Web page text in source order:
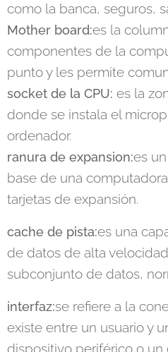
como la banca, seguros,
Mother board:es la
componentes de la
punto y les permite
socket de la CPU: es la
donde se instala el
ordenador.
ranura de expansion:es
base de una
tarjetas de expansión.
cache de pista:es una
de datos de alta
subconjunto de datos,
interfaz:se refiere a la
existe entre un usuario y
dispositivo periférico o un